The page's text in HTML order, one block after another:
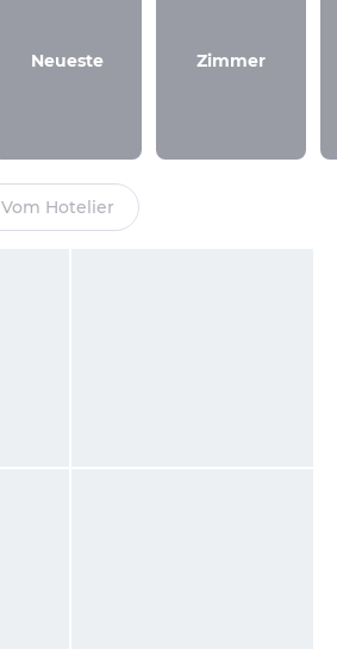
Neueste Zimmer
Vom Hotelier